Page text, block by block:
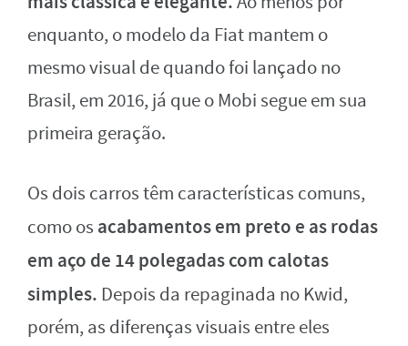
enquanto, o modelo da Fiat mantem o
mesmo visual de quando foi lançado no
Brasil, em 2016, já que o Mobi segue em sua
primeira geração.
Os dois carros têm características comuns,
como os acabamentos em preto e as rodas
em aço de 14 polegadas com calotas
simples. Depois da repaginada no Kwid,
porém, as diferenças visuais entre eles